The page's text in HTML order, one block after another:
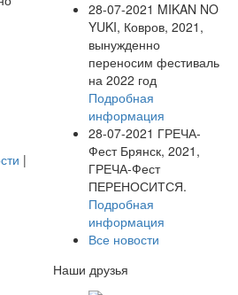
|
28-07-2021 MIKAN NO
YUKI, Ковров, 2021,
вынужденно
переносим фестиваль
на 2022 год
Подробная
информация
28-07-2021 ГРЕЧА-
Фест Брянск, 2021,
ГРЕЧА-Фест
ПЕРЕНОСИТСЯ.
Подробная
информация
Все новости
Наши друзья